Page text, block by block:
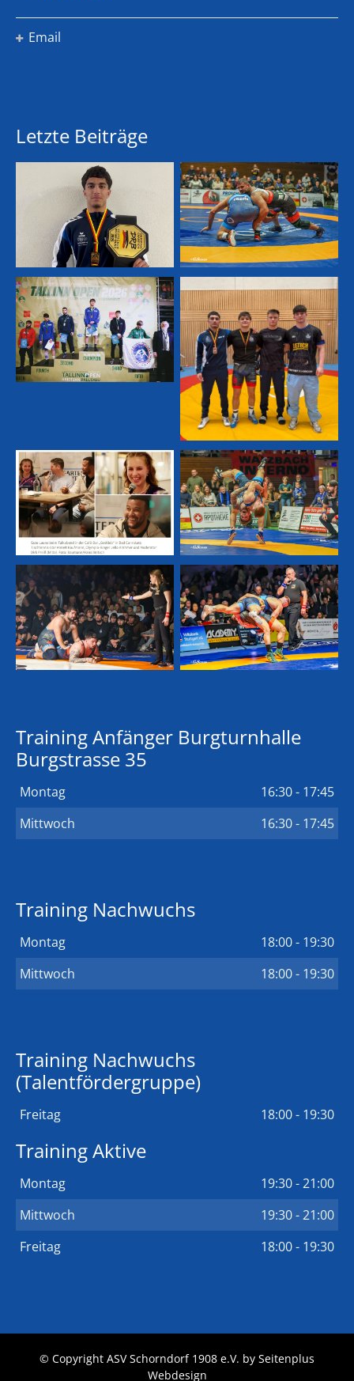
Email
Letzte Beiträge
Training Anfänger Burgturnhalle
Burgstrasse 35
Montag
16:30 - 17:45
Mittwoch
16:30 - 17:45
Training Nachwuchs
Montag
18:00 - 19:30
Mittwoch
18:00 - 19:30
Training Nachwuchs
(Talentfördergruppe)
Freitag 18:00 - 19:30
Training Aktive
Montag
19:30 - 21:00
Mittwoch
19:30 - 21:00
Freitag
18:00 - 19:30
© Copyright ASV Schorndorf 1908 e.V. by Seitenplus
Webdesign